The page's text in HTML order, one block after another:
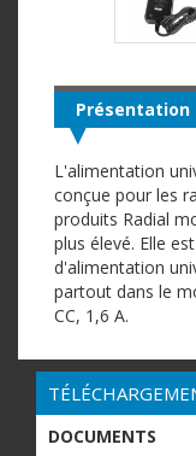
Présentation
L'alimentation
conçue pour les
produits Radial
plus élevé. Elle
d'alimentation
partout dans le
CC, 1,6 A.
DOCUMENTS